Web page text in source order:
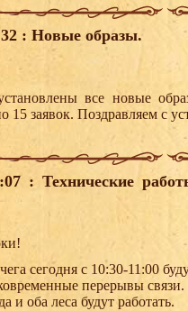
: Новые образы.
все новые
15 заявок. Поздравляем с
: Технические
сегодня с 10:30-11:00
перерывы связи.
и оба леса будут работать.